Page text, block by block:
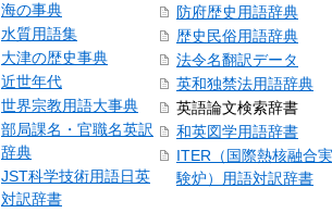
海の事典
水質用語集
大津の歴史事典
近世年代
世界宗教用語大事典
部局課名・官職名英訳
辞典
JST科学技術用語日英
対訳辞書
防府歴史用語辞典
歴史民俗用語辞典
法令名翻訳データ
英和独禁法用語辞典
英語論文検索辞書
和英図学用語辞書
ITER（国際熱核融合実
験炉）用語対訳辞書